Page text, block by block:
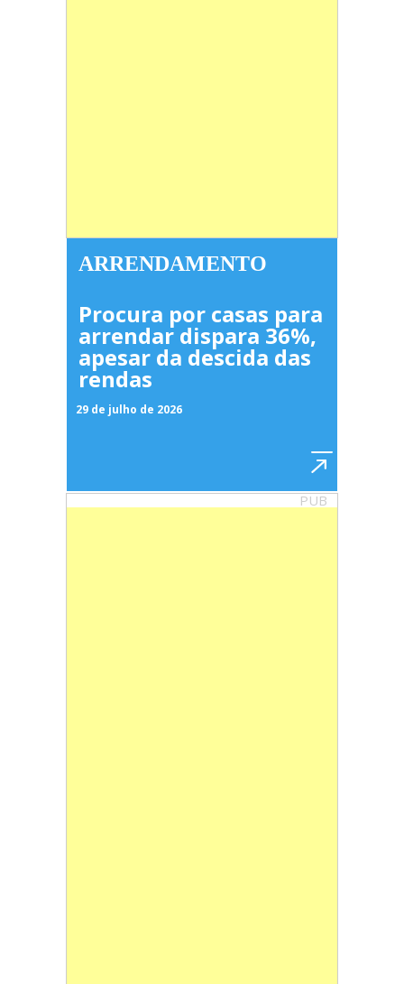
ARRENDAMENTO
Procura por casas para
arrendar dispara 36%,
apesar da descida das
rendas
29 de julho de 2026
PUB